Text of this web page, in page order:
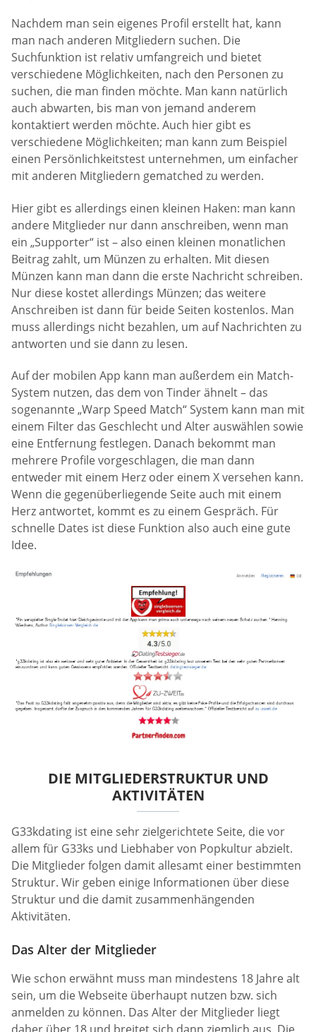
Nachdem man sein eigenes Profil erstellt hat, kann
man nach anderen Mitgliedern suchen. Die
Suchfunktion ist relativ umfangreich und bietet
verschiedene Möglichkeiten, nach den Personen zu
suchen, die man finden möchte. Man kann natürlich
auch abwarten, bis man von jemand anderem
kontaktiert werden möchte. Auch hier gibt es
verschiedene Möglichkeiten; man kann zum Beispiel
einen Persönlichkeitstest unternehmen, um einfacher
mit anderen Mitgliedern gematched zu werden.
Hier gibt es allerdings einen kleinen Haken: man kann
andere Mitglieder nur dann anschreiben, wenn man
ein „Supporter“ ist – also einen kleinen monatlichen
Beitrag zahlt, um Münzen zu erhalten. Mit diesen
Münzen kann man dann die erste Nachricht schreiben.
Nur diese kostet allerdings Münzen; das weitere
Anschreiben ist dann für beide Seiten kostenlos. Man
muss allerdings nicht bezahlen, um auf Nachrichten zu
antworten und sie dann zu lesen.
Auf der mobilen App kann man außerdem ein Match-
System nutzen, das dem von Tinder ähnelt – das
sogenannte „Warp Speed Match“ System kann man mit
einem Filter das Geschlecht und Alter auswählen sowie
eine Entfernung festlegen. Danach bekommt man
mehrere Profile vorgeschlagen, die man dann
entweder mit einem Herz oder einem X versehen kann.
Wenn die gegenüberliegende Seite auch mit einem
Herz antwortet, kommt es zu einem Gespräch. Für
schnelle Dates ist diese Funktion also auch eine gute
Idee.
DIE MITGLIEDERSTRUKTUR UND
AKTIVITÄTEN
G33kdating ist eine sehr zielgerichtete Seite, die vor
allem für G33ks und Liebhaber von Popkultur abzielt.
Die Mitglieder folgen damit allesamt einer bestimmten
Struktur. Wir geben einige Informationen über diese
Struktur und die damit zusammenhängenden
Aktivitäten.
Das Alter der Mitglieder
Wie schon erwähnt muss man mindestens 18 Jahre alt
sein, um die Webseite überhaupt nutzen bzw. sich
anmelden zu können. Das Alter der Mitglieder liegt